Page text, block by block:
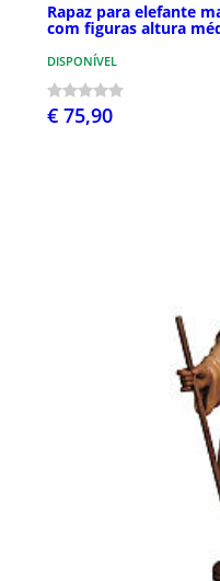
Rapaz para elefante
com figuras altura
DISPONÍVEL
€ 75,90